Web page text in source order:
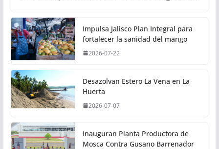
Impulsa Jalisco Plan Integral para
fortalecer la sanidad del mango
2026-07-22
Desazolvan Estero La Vena en La
Huerta
2026-07-07
Inauguran Planta Productora de
Mosca Contra Gusano Barrenador